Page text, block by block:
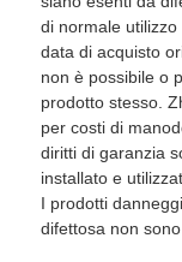
di normale
data di acquisto
non è possibile o
prodotto stesso.
per costi di
diritti di garanzia
installato e
I prodotti
difettosa non